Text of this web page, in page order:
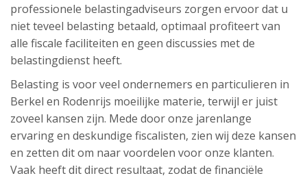
professionele belastingadviseurs zorgen ervoor dat u
niet teveel belasting betaald, optimaal profiteert van
alle fiscale faciliteiten en geen discussies met de
belastingdienst heeft.
Belasting is voor veel ondernemers en particulieren in
Berkel en Rodenrijs moeilijke materie, terwijl er juist
zoveel kansen zijn. Mede door onze jarenlange
ervaring en deskundige fiscalisten, zien wij deze kansen
en zetten dit om naar voordelen voor onze klanten.
Vaak heeft dit direct resultaat, zodat de financiële